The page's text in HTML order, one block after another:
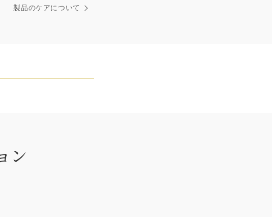
厳選された最高品質のダイヤモンド及びジェムストーンは、ひと
つひとつが唯一無二の個性を有する天然の素材であるため、同製
製品のケアについて
ン